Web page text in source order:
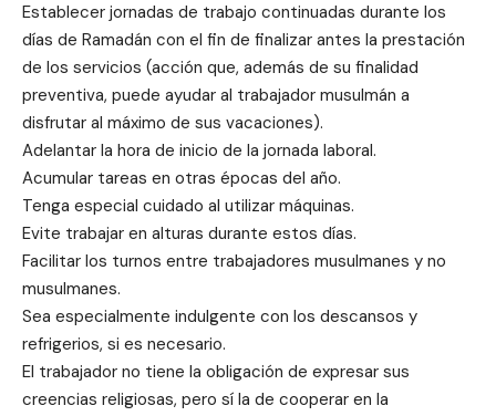
Establecer jornadas de trabajo continuadas durante los
días de Ramadán con el fin de finalizar antes la prestación
de los servicios (acción que, además de su finalidad
preventiva, puede ayudar al trabajador musulmán a
disfrutar al máximo de sus vacaciones).
Adelantar la hora de inicio de la jornada laboral.
Acumular tareas en otras épocas del año.
Tenga especial cuidado al utilizar máquinas.
Evite trabajar en alturas durante estos días.
Facilitar los turnos entre trabajadores musulmanes y no
musulmanes.
Sea especialmente indulgente con los descansos y
refrigerios, si es necesario.
El trabajador no tiene la obligación de expresar sus
creencias religiosas, pero sí la de cooperar en la